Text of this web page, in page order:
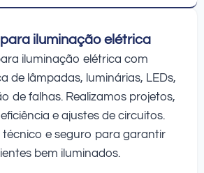
iluminação elétrica
iluminação elétrica com
de lâmpadas, luminárias, LEDs,
de falhas. Realizamos projetos,
e ajustes de circuitos.
e seguro para garantir
bem iluminados.